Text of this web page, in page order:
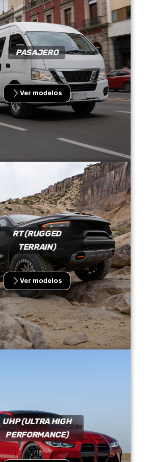
PASAJERO
Ver modelos
RT (RUGGED
TERRAIN)
Ver modelos
UHP (ULTRA HIGH
PERFORMANCE)